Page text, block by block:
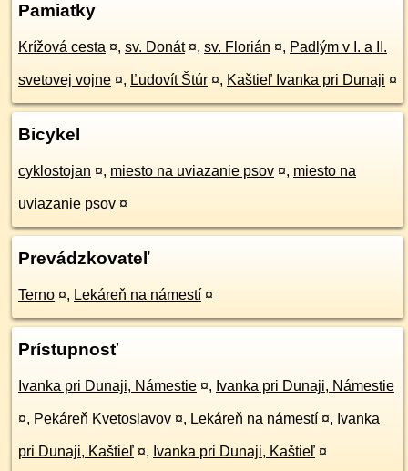
Pamiatky
Krížová cesta ¤, sv. Donát ¤, sv. Florián ¤, Padlým v I. a II.
svetovej vojne ¤, Ľudovít Štúr ¤, Kaštieľ Ivanka pri Dunaji ¤
Bicykel
cyklostojan ¤, miesto na uviazanie psov ¤, miesto na
uviazanie psov ¤
Prevádzkovateľ
Terno ¤, Lekáreň na námestí ¤
Prístupnosť
Ivanka pri Dunaji, Námestie ¤, Ivanka pri Dunaji, Námestie
¤, Pekáreň Kvetoslavov ¤, Lekáreň na námestí ¤, Ivanka
pri Dunaji, Kaštieľ ¤, Ivanka pri Dunaji, Kaštieľ ¤